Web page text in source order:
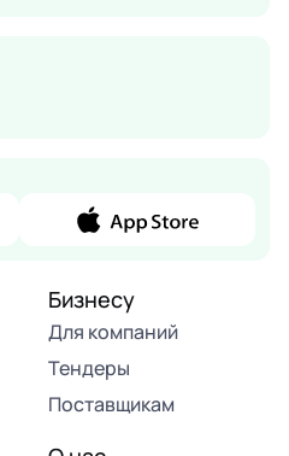
Бизнесу
Для компаний
Тендеры
Поставщикам